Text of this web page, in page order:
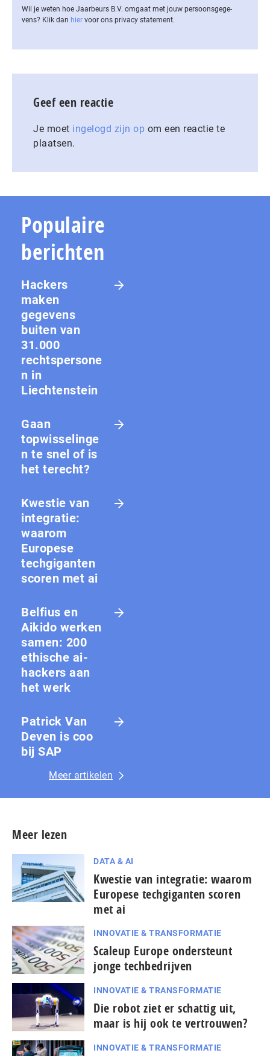
Wil je weten hoe Jaarbeurs B.V. omgaat met jouw per­soons­ge­ge­
vens? Klik dan hier voor ons privacy statement.
Geef een reactie
Je moet ingelogd zijn op om een reactie te
plaatsen.
Populaire
berichten
Hackers
maken
gegevens
buiten van
31.000
rechtspersone
n in
Liechtenstein
Gaan
topwisselinge
n te snel of is
het terecht?
Kwestie van
integratie:
waarom
Europese
techgiganten
scoren met ai
Belfius en
Aikido werken
samen: 200
ethische ai-
hackers aan
het werk
Patrick Van
Deven is coo
bij SAP
Meer artikelen
Meer lezen
DATA & AI
Kwestie van integratie: waarom
Europese techgiganten scoren
met ai
INNOVATIE & TRANSFORMATIE
Scaleup Europe ondersteunt
jonge techbedrijven
INNOVATIE & TRANSFORMATIE
Die robot ziet er schattig uit,
maar is hij ook te vertrouwen?
INNOVATIE & TRANSFORMATIE